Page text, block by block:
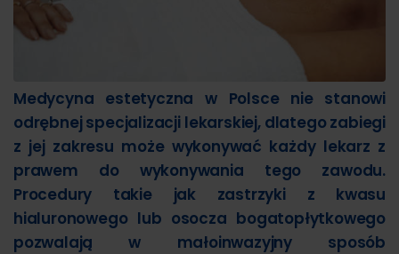
Medycyna estetyczna w Polsce nie stanowi
odrębnej specjalizacji lekarskiej, dlatego zabiegi
z jej zakresu może wykonywać każdy lekarz z
prawem do wykonywania tego zawodu.
Procedury takie jak zastrzyki z kwasu
hialuronowego lub osocza bogatopłytkowego
pozwalają w małoinwazyjny sposób